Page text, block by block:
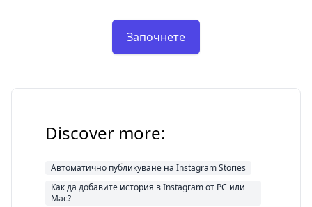
Започнете
Discover more:
Автоматично публикуване на Instagram Stories
Как да добавите история в Instagram от PC или
Mac?